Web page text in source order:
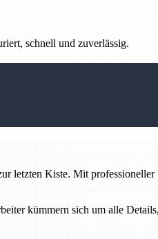
schnell und zuverlässig.
letzten Kiste. Mit
kümmern sich um alle